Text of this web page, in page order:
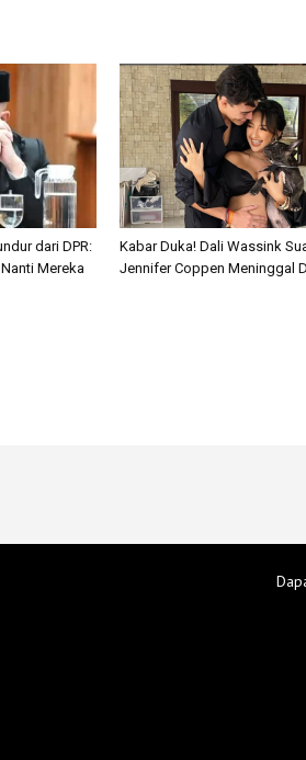
dari DPR:
Mereka
Kabar Duka! Dali Wassink
Jennifer Coppen Meninggal